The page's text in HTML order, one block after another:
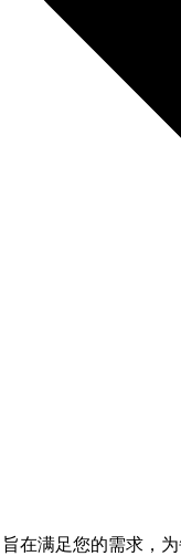
在满足您的需求，